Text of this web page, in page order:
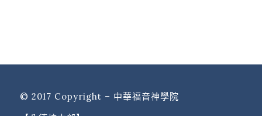
© 2017 Copyright – 中華福音神學院